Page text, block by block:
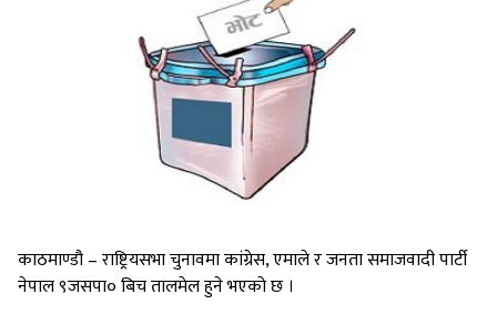
काठमाण्डौ – राष्ट्रियसभा चुनावमा कांग्रेस, एमाले र जनता समाजवादी पार्टी
नेपाल ९जसपा० बिच तालमेल हुने भएको छ ।